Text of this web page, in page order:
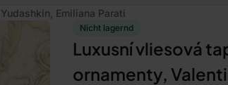
Emiliana Parati
Nicht lagernd
Luxusní vliesová
ornamenty,